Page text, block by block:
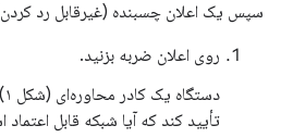
سپس یک اعلان چسبنده (غیرقابل رد
روی اعلان ضربه بزنید.
تأیید کند که آیا شبکه قابل